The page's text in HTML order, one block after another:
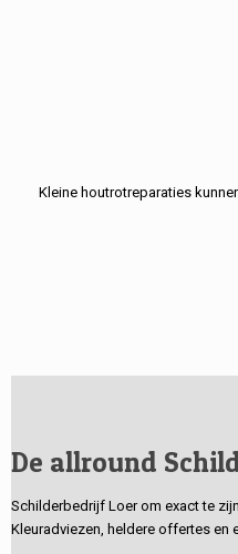
Kleine houtrotreparaties
De allround
Schilderbedrijf Loer om exact te
Kleuradviezen, heldere offertes en